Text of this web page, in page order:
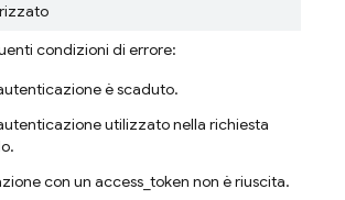
condizioni di errore:
è scaduto.
utilizzato nella richiesta
con un access_token non è riuscita.